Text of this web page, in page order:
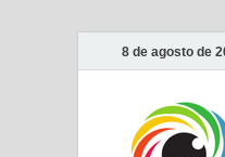
8 de agosto de